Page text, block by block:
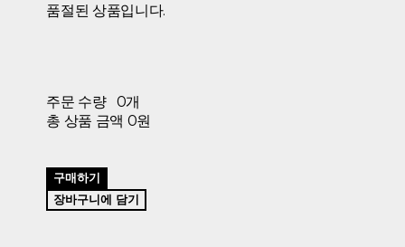
품절된 상품입니다.
주문 수량
0개
총 상품 금액 0원
구매하기
장바구니에 담기